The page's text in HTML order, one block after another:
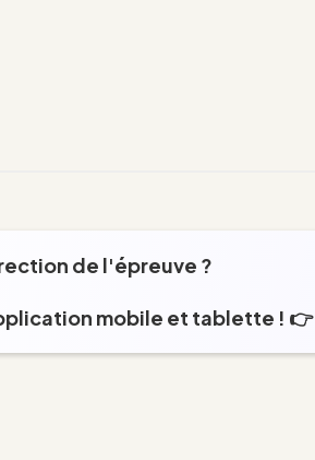
de l'épreuve ?
mobile et tablette ! 👉